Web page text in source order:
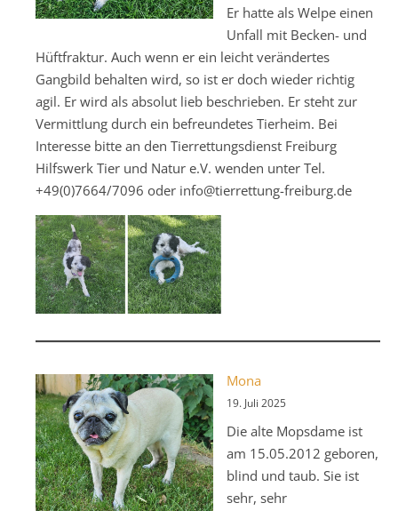
Er hatte als Welpe einen
Unfall mit Becken- und
Hüftfraktur. Auch wenn er ein leicht verändertes
Gangbild behalten wird, so ist er doch wieder richtig
agil. Er wird als absolut lieb beschrieben. Er steht zur
Vermittlung durch ein befreundetes Tierheim. Bei
Interesse bitte an den Tierrettungsdienst Freiburg
Hilfswerk Tier und Natur e.V. wenden unter Tel.
+49(0)7664/7096 oder info@tierrettung-freiburg.de
Mona
19. Juli 2025
Die alte Mopsdame ist
am 15.05.2012 geboren,
blind und taub. Sie ist
sehr, sehr